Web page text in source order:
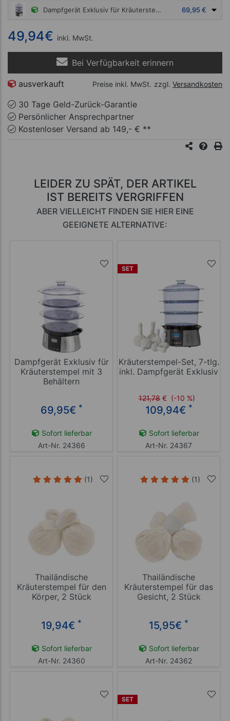
Dampfgerät Exklusiv für Kräuterstempel mit 3 Behältern 69,95 €
49,94€ inkl. MwSt.
Bei Verfügbarkeit erinnern
ausverkauft Preise inkl. MwSt. zzgl. Versandkosten
30 Tage Geld-Zurück-Garantie
Persönlicher Ansprechpartner
Kostenloser Versand ab 149,- € **
LEIDER ZU SPÄT, DER ARTIKEL
IST BEREITS VERGRIFFEN
ABER VIELLEICHT FINDEN SIE HIER EINE
GEEIGNETE ALTERNATIVE:
Dampfgerät Exklusiv für
Kräuterstempel mit 3
Behältern
69,95€ *
Sofort lieferbar
Art-Nr. 24366
SET
Kräuterstempel-Set, 7-tlg.
inkl. Dampfgerät Exklusiv
121,78 € (-10 %)
109,94€ *
Sofort lieferbar
Art-Nr. 24367
(1)
Thailändische
Kräuterstempel für den
Körper, 2 Stück
19,94€ *
Sofort lieferbar
Art-Nr. 24360
(1)
Thailändische
Kräuterstempel für das
Gesicht, 2 Stück
15,95€ *
Sofort lieferbar
Art-Nr. 24362
SET